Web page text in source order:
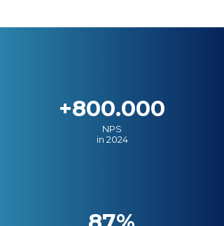
+800.000
NPS
in 2024